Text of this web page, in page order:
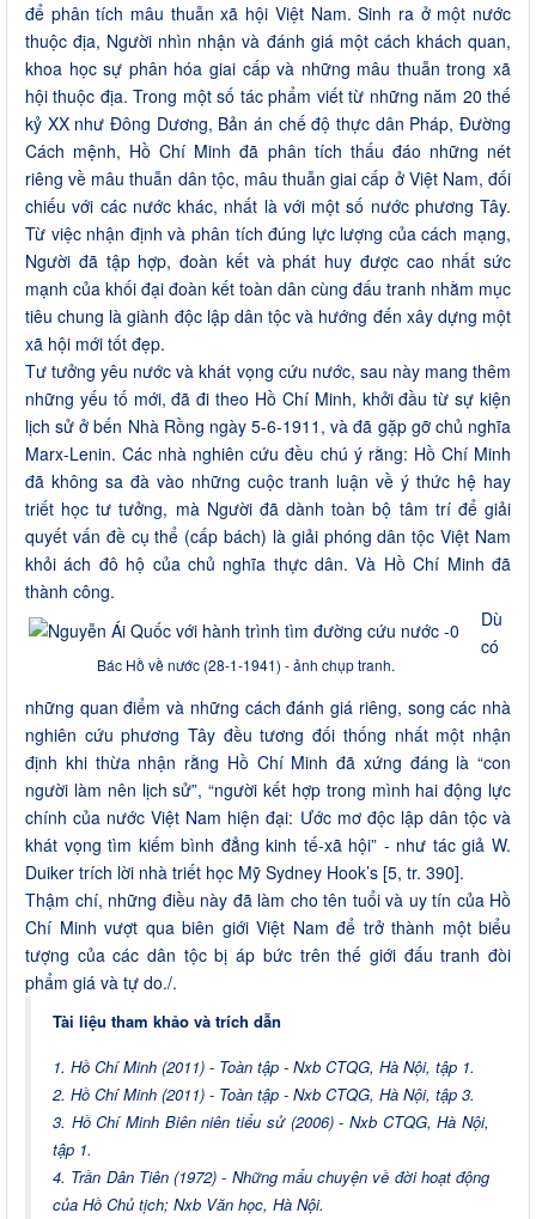
để phân tích mâu thuẫn xã hội Việt Nam. Sinh ra ở một nước
thuộc địa, Người nhìn nhận và đánh giá một cách khách quan,
khoa học sự phân hóa giai cấp và những mâu thuẫn trong xã
hội thuộc địa. Trong một số tác phẩm viết từ những năm 20 thế
kỷ XX như Đông Dương, Bản án chế độ thực dân Pháp, Đường
Cách mệnh, Hồ Chí Minh đã phân tích thấu đáo những nét
riêng về mâu thuẫn dân tộc, mâu thuẫn giai cấp ở Việt Nam, đối
chiếu với các nước khác, nhất là với một số nước phương Tây.
Từ việc nhận định và phân tích đúng lực lượng của cách mạng,
Người đã tập hợp, đoàn kết và phát huy được cao nhất sức
mạnh của khối đại đoàn kết toàn dân cùng đấu tranh nhằm mục
tiêu chung là giành độc lập dân tộc và hướng đến xây dựng một
xã hội mới tốt đẹp.
Tư tưởng yêu nước và khát vọng cứu nước, sau này mang thêm
những yếu tố mới, đã đi theo Hồ Chí Minh, khởi đầu từ sự kiện
lịch sử ở bến Nhà Rồng ngày 5-6-1911, và đã gặp gỡ chủ nghĩa
Marx-Lenin. Các nhà nghiên cứu đều chú ý rằng: Hồ Chí Minh
đã không sa đà vào những cuộc tranh luận về ý thức hệ hay
triết học tư tưởng, mà Người đã dành toàn bộ tâm trí để giải
quyết vấn đề cụ thể (cấp bách) là giải phóng dân tộc Việt Nam
khỏi ách đô hộ của chủ nghĩa thực dân. Và Hồ Chí Minh đã
thành công.
Bác Hồ về nước (28-1-1941) - ảnh chụp tranh.
Dù
có
những quan điểm và những cách đánh giá riêng, song các nhà
nghiên cứu phương Tây đều tương đối thống nhất một nhận
định khi thừa nhận rằng Hồ Chí Minh đã xứng đáng là “con
người làm nên lịch sử”, “người kết hợp trong mình hai động lực
chính của nước Việt Nam hiện đại: Ước mơ độc lập dân tộc và
khát vọng tìm kiếm bình đẳng kinh tế-xã hội” - như tác giả W.
Duiker trích lời nhà triết học Mỹ Sydney Hook’s [5, tr. 390].
Thậm chí, những điều này đã làm cho tên tuổi và uy tín của Hồ
Chí Minh vượt qua biên giới Việt Nam để trở thành một biểu
tượng của các dân tộc bị áp bức trên thế giới đấu tranh đòi
phẩm giá và tự do./.
Tài liệu tham khảo và trích dẫn
1. Hồ Chí Minh (2011) - Toàn tập - Nxb CTQG, Hà Nội, tập 1.
2. Hồ Chí Minh (2011) - Toàn tập - Nxb CTQG, Hà Nội, tập 3.
3. Hồ Chí Minh Biên niên tiểu sử (2006) - Nxb CTQG, Hà Nội,
tập 1.
4. Trần Dân Tiên (1972) - Những mẩu chuyện về đời hoạt động
của Hồ Chủ tịch; Nxb Văn học, Hà Nội.